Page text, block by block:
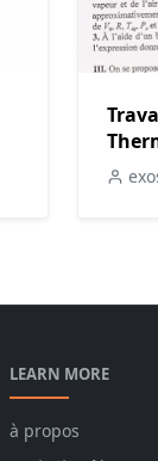
LEARN MORE
à propos